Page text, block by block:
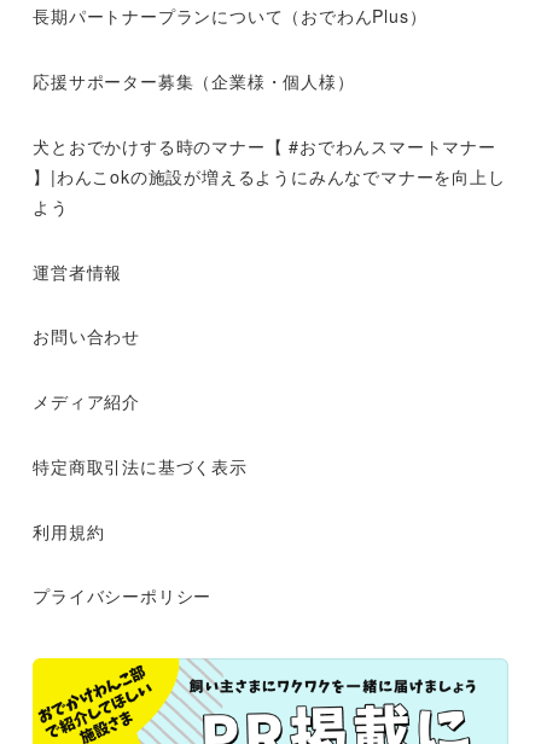
長期パートナープランについて（おでわんPlus）
応援サポーター募集（企業様・個人様）
犬とおでかけする時のマナー【 #おでわんスマートマナー
】|わんこokの施設が増えるようにみんなでマナーを向上し
よう
運営者情報
お問い合わせ
メディア紹介
特定商取引法に基づく表示
利用規約
プライバシーポリシー